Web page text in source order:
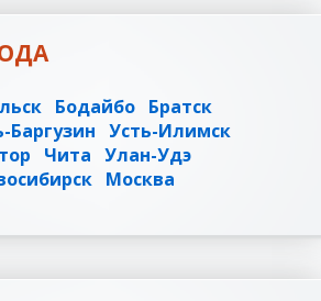
Бодайбо Братск
Баргузин Усть-Илимск
Чита Улан-Удэ
Москва